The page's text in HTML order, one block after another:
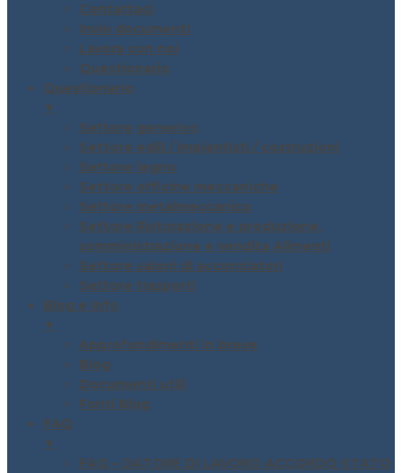
Contattaci
Invio documenti
Lavora con noi
Questionario
Questionario
▼
Settore generico
Settore edili / impiantisti / costruzioni
Settore legno
Settore officine meccaniche
Settore metalmeccanico
Settore Ristorazione e produzione,
somministrazione e vendita Alimenti
Settore saloni di acconciatori
Settore trasporti
Blog e Info
▼
Approfondimenti in breve
Blog
Documenti utili
Fonti Blog
FAQ
▼
FAQ – DATORE DI LAVORO ACCORDO STATO